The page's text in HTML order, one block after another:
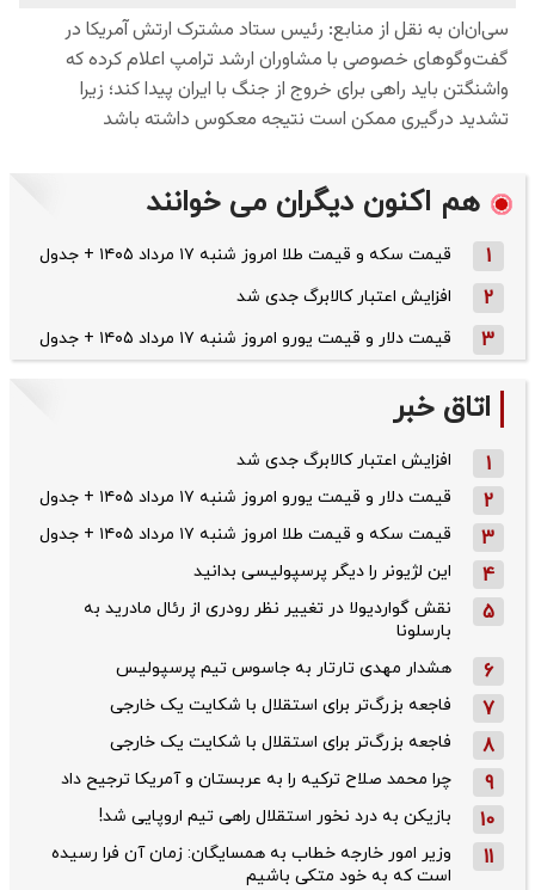
هم اکنون دیگران می خوانند
1 قیمت سکه و قیمت طلا امروز شنبه ۱۷ مرداد ۱۴۰۵ + جدول
2 افزایش اعتبار کالابرگ جدی شد
3 قیمت دلار و قیمت یورو امروز شنبه ۱۷ مرداد ۱۴۰۵ + جدول
اتاق خبر
1 افزایش اعتبار کالابرگ جدی شد
2 قیمت دلار و قیمت یورو امروز شنبه ۱۷ مرداد ۱۴۰۵ + جدول
3 قیمت سکه و قیمت طلا امروز شنبه ۱۷ مرداد ۱۴۰۵ + جدول
4 این لژیونر را دیگر پرسپولیسی بدانید
5
نقش گواردیولا در تغییر نظر رودری از رئال مادرید به
بارسلونا
6 هشدار مهدی تارتار به جاسوس تیم پرسپولیس
7 فاجعه بزرگ‌تر برای استقلال با شکایت یک خارجی
8 فاجعه بزرگ‌تر برای استقلال با شکایت یک خارجی
9 چرا محمد صلاح ترکیه را به عربستان و آمریکا ترجیح داد
10 بازیکن به درد نخور استقلال راهی تیم اروپایی شد!
11
وزیر امور خارجه خطاب به همسایگان: زمان آن فرا رسیده
است که به خود متکی باشیم